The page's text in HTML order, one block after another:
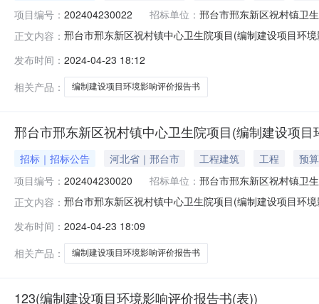
项目编号： 202404230022 招标单位： 邢台市邢东新区祝村镇卫
正文内容： 邢台市邢东新区祝村镇中心卫生院项目(编制建设项目环
围：编制环境影响评价文件并取得批复4.中介服务完成
间。三、参与竞选条件
发布时间： 2024-04-23 18:12
相关产品：
编制建设项目环境影响评价报告书
邢台市邢东新区祝村镇中心卫生院项目(编制建设项
招标｜招标公告 河北省｜邢台市 工程建筑 工程
预
项目编号： 202404230020 招标单位： 邢台市邢东新区祝村镇卫
正文内容： 邢台市邢东新区祝村镇中心卫生院项目(编制建设项目环
围：编制环境影响评价文件并取得批复4.中介服务完成
间。三、参与竞选条件
发布时间： 2024-04-23 18:09
相关产品：
编制建设项目环境影响评价报告书
123(编制建设项目环境影响评价报告书(表))